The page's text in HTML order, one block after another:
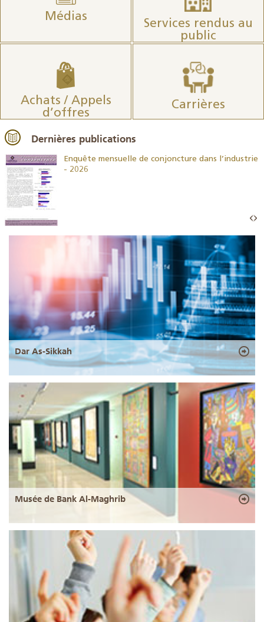
Médias
Services rendus au
public
Achats / Appels
d’offres
Carrières
Dernières publications
Enquête mensuelle de conjoncture dans l’industrie
- 2026
Dar As-Sikkah
Musée de Bank Al-Maghrib